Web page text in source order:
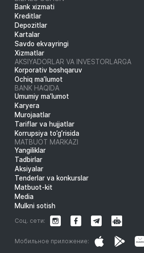
Bank xizmati
Kreditlar
Depozitlar
Kartalar
Savdo ekvayringi
Xizmatlar
AKSIYADORLAR VA INVESTORLARGA
Korporativ boshqaruv
Ochiq ma’lumot
BANK HAQIDA
Umumiy ma’lumot
Karyera
Murojaatlar
Tariflar va hujjatlar
Korrupsiya to’g’risida
MATBUOT MARKAZI
Yangiliklar
Tadbirlar
Aksiyalar
Tenderlar va konkurslar
Matbuot-kit
Media
Mulkni sotish
Мобильное приложение:
Соц. сети: